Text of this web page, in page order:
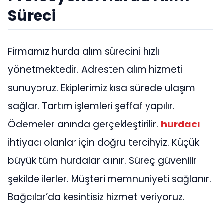
Süreci
Firmamız hurda alım sürecini hızlı
yönetmektedir. Adresten alım hizmeti
sunuyoruz. Ekiplerimiz kısa sürede ulaşım
sağlar. Tartım işlemleri şeffaf yapılır.
Ödemeler anında gerçekleştirilir. hurdacı
ihtiyacı olanlar için doğru tercihyiz. Küçük
büyük tüm hurdalar alınır. Süreç güvenilir
şekilde ilerler. Müşteri memnuniyeti sağlanır.
Bağcılar’da kesintisiz hizmet veriyoruz.